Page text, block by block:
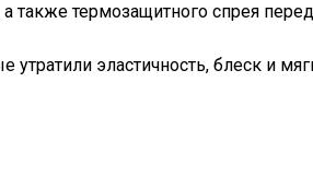
а также термозащитного спрея
эластичность, блеск и